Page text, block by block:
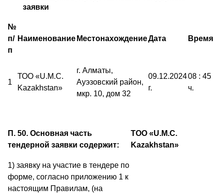
заявки
№
п/
п
Наименование МестонахождениеДата Время
1
ТОО «U.M.C.
Kazakhstan»
г. Алматы,
Ауэзовский район,
мкр. 10, дом 32
09.12.2024
г.
08 : 45
ч.
П. 50. Основная часть
тендерной заявки содержит:
ТОО «U.M.C.
Kazakhstan»
1) заявку на участие в тендере по
форме, согласно приложению 1 к
настоящим Правилам, (на